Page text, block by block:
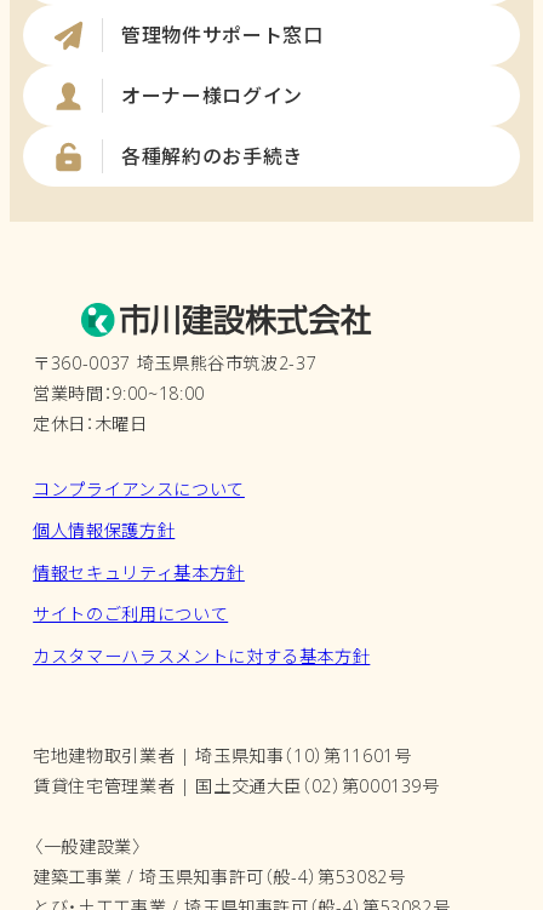
管理物件サポート窓口
オーナー様ログイン
各種解約のお手続き
〒360-0037 埼玉県熊谷市筑波2-37
営業時間：9:00~18:00
定休日：木曜日
コンプライアンスについて
個人情報保護方針
情報セキュリティ基本方針
サイトのご利用について
カスタマーハラスメントに対する基本方針
宅地建物取引業者 | 埼玉県知事（10）第11601号
賃貸住宅管理業者 | 国土交通大臣（02）第000139号
〈一般建設業〉
建築工事業 / 埼玉県知事許可（般-4）第53082号